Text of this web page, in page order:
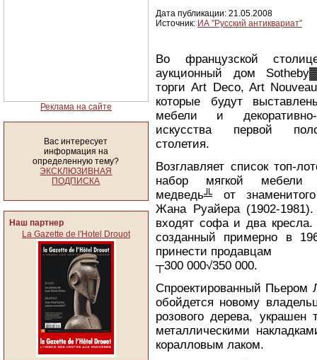
Реклама на сайте
Вас интересует
информация на
определенную тему?
ЭКСКЛЮЗИВНАЯ
ПОДПИСКА
Наш партнер
La Gazette de l'Hotel Drouot
Дата публикации: 21.05.2008
Источник: ИА "Русский антиквариат"
Во французской
аукционный дом
торги Art Deco, Art
которые будут
мебели и декоративно-
искусства первой
столетия.
Возглавляет список топ-
набор мягкой мебели
медведь╩ от
Жана Руайера (1902-
входят софа и два кресла.
созданный примерно в
принести продавцам
┬300 000√350 000.
Спроектированный Пьером
обойдется новому
розового дерева,
металлическими
коралловым лаком.